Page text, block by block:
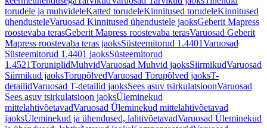
torudele ja muhvideleKatted torudeleKinnitused torudeleKinnitused
ühendusteleVaruosad Kinnitused ühendustele jaoksGeberit Mapress
roostevaba terasGeberit Mapress roostevaba terasVaruosad Geberit
Mapress roostevaba teras jaoksSüsteemitorud 1.4401Varuosad
Süsteemitorud 1.4401 jaoksSüsteemitorud
1.4521ToruniplidMuhvidVaruosad Muhvid jaoksSiirmikudVaruosad
Siirmikud jaoksTorupõlvedVaruosad Torupõlved jaoksT-
detailidVaruosad T-detailid jaoksSees asuv tsirkulatsioonVaruosad
Sees asuv tsirkulatsioon jaoksÜleminekud
mittelahtivõetavadVaruosad Üleminekud mittelahtivõetavad
jaoksÜleminekud ja ühendused, lahtivõetavadVaruosad Üleminekud